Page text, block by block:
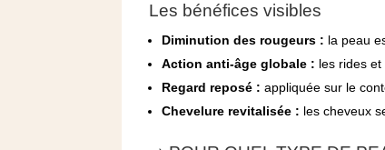
Les bénéfices visibles
Diminution des rougeurs : la peau
Action anti-âge globale : les rides
Regard reposé : appliquée sur le
Chevelure revitalisée : les cheveux